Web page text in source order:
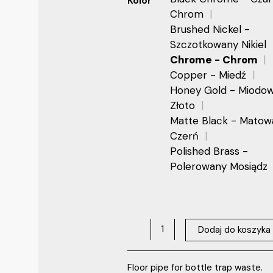
Chrom
Brushed Nickel -
Szczotkowany Nikiel
Chrome - Chrom
Copper - Miedź
Honey Gold -
Złoto
Matte Black -
Czerń
Polished Brass -
Polerowany Mosiądz
Dodaj do koszyka
Floor pipe for bottle trap waste.